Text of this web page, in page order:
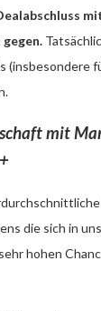
(insbesondere
mit
die sich in
hohen